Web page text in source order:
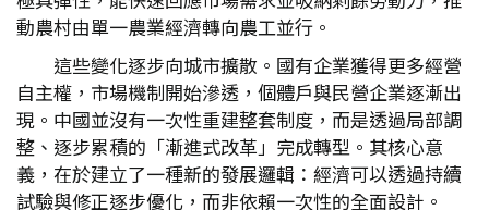
動農村由單一農業經濟轉向農工並行。
這些變化逐步向城市擴散。國有企業獲得更多經營
自主權，市場機制開始滲透，個體戶與民營企業逐漸出
現。中國並沒有一次性重建整套制度，而是透過局部調
整、逐步累積的「漸進式改革」完成轉型。其核心意
義，在於建立了一種新的發展邏輯：經濟可以透過持續
試驗與修正逐步優化，而非依賴一次性的全面設計。